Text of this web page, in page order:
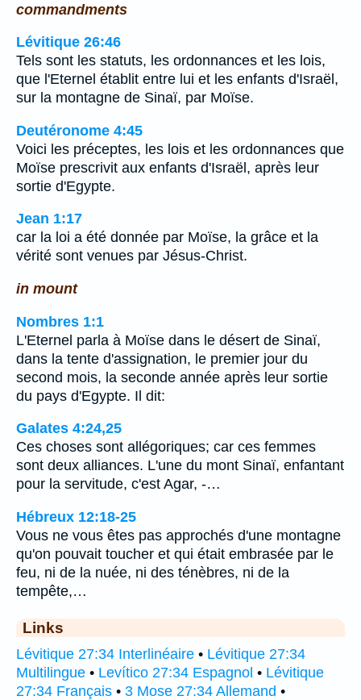
commandments
Lévitique 26:46
Tels sont les statuts, les ordonnances et les lois,
que l'Eternel établit entre lui et les enfants d'Israël,
sur la montagne de Sinaï, par Moïse.
Deutéronome 4:45
Voici les préceptes, les lois et les ordonnances que
Moïse prescrivit aux enfants d'Israël, après leur
sortie d'Egypte.
Jean 1:17
car la loi a été donnée par Moïse, la grâce et la
vérité sont venues par Jésus-Christ.
in mount
Nombres 1:1
L'Eternel parla à Moïse dans le désert de Sinaï,
dans la tente d'assignation, le premier jour du
second mois, la seconde année après leur sortie
du pays d'Egypte. Il dit:
Galates 4:24,25
Ces choses sont allégoriques; car ces femmes
sont deux alliances. L'une du mont Sinaï, enfantant
pour la servitude, c'est Agar, -…
Hébreux 12:18-25
Vous ne vous êtes pas approchés d'une montagne
qu'on pouvait toucher et qui était embrasée par le
feu, ni de la nuée, ni des ténèbres, ni de la
tempête,…
Links
Lévitique 27:34 Interlinéaire • Lévitique 27:34
Multilingue • Levítico 27:34 Espagnol • Lévitique
27:34 Français • 3 Mose 27:34 Allemand •